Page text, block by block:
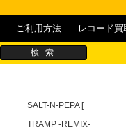
ご利用方法 レコード買
SALT-N-PEPA [
TRAMP -REMIX-